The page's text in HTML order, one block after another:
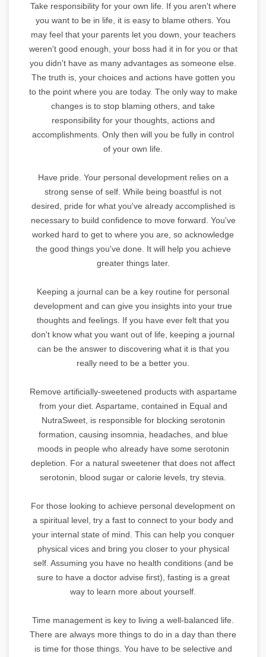
Take responsibility for your own life. If you aren't where
you want to be in life, it is easy to blame others. You
may feel that your parents let you down, your teachers
weren't good enough, your boss had it in for you or that
you didn't have as many advantages as someone else.
The truth is, your choices and actions have gotten you
to the point where you are today. The only way to make
changes is to stop blaming others, and take
responsibility for your thoughts, actions and
accomplishments. Only then will you be fully in control
of your own life.
Have pride. Your personal development relies on a
strong sense of self. While being boastful is not
desired, pride for what you've already accomplished is
necessary to build confidence to move forward. You've
worked hard to get to where you are, so acknowledge
the good things you've done. It will help you achieve
greater things later.
Keeping a journal can be a key routine for personal
development and can give you insights into your true
thoughts and feelings. If you have ever felt that you
don't know what you want out of life, keeping a journal
can be the answer to discovering what it is that you
really need to be a better you.
Remove artificially-sweetened products with aspartame
from your diet. Aspartame, contained in Equal and
NutraSweet, is responsible for blocking serotonin
formation, causing insomnia, headaches, and blue
moods in people who already have some serotonin
depletion. For a natural sweetener that does not affect
serotonin, blood sugar or calorie levels, try stevia.
For those looking to achieve personal development on
a spiritual level, try a fast to connect to your body and
your internal state of mind. This can help you conquer
physical vices and bring you closer to your physical
self. Assuming you have no health conditions (and be
sure to have a doctor advise first), fasting is a great
way to learn more about yourself.
Time management is key to living a well-balanced life.
There are always more things to do in a day than there
is time for those things. You have to be selective and